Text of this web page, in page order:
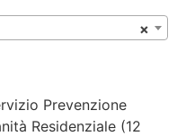
×
Prevenzione
Residenziale (12